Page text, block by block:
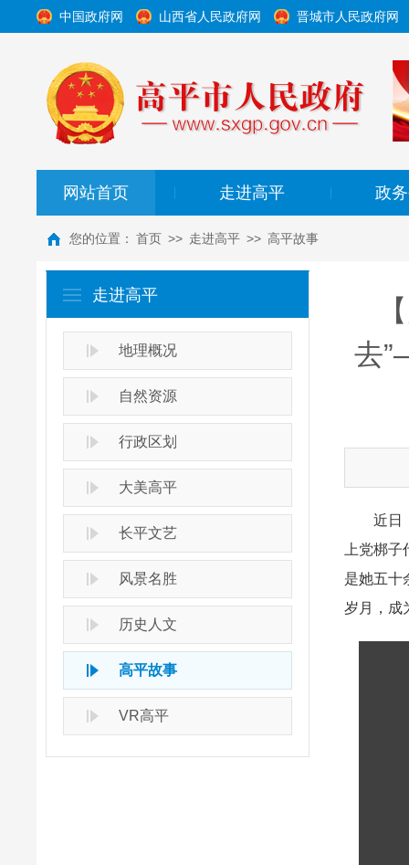
中国政府网 山西省人民政府网 晋城市人民政府网
网站首页 走进高平 政
您的位置： 首页 >> 走进高平 >> 高平故事
走进高平
地理概况
自然资源
行政区划
大美高平
长平文艺
风景名胜
历史人文
高平故事
VR高平
去
近日
上党梆
是她五十
岁月，成